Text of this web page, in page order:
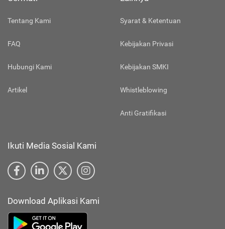
Tentang Kami
FAQ
Hubungi Kami
Artikel
Syarat & Ketentuan
Kebijakan Privasi
Kebijakan SMKI
Whistleblowing
Anti Gratifikasi
Ikuti Media Sosial Kami
Download Aplikasi Kami